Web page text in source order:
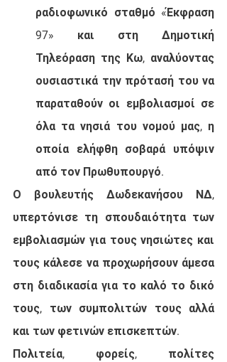
ραδιοφωνικό σταθμό «Έκφραση
97» και στη Δημοτική
Τηλεόραση της Κω, αναλύοντας
ουσιαστικά την πρότασή του να
παραταθούν οι εμβολιασμοί σε
όλα τα νησιά του νομού μας, η
οποία ελήφθη σοβαρά υπόψιν
από τον Πρωθυπουργό.
Ο βουλευτής Δωδεκανήσου ΝΔ,
υπερτόνισε τη σπουδαιότητα των
εμβολιασμών για τους νησιώτες και
τους κάλεσε να προχωρήσουν άμεσα
στη διαδικασία για το καλό το δικό
τους, των συμπολιτών τους αλλά
και των φετινών επισκεπτών.
Πολιτεία, φορείς, πολίτες